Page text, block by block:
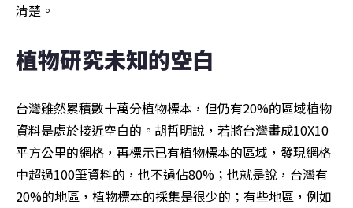
清楚。
植物研究未知的空白
台灣雖然累積數十萬分植物標本，但仍有20%的區域植物
資料是處於接近空白的。胡哲明說，若將台灣畫成10X10
平方公里的網格，再標示已有植物標本的區域，發現網格
中超過100筆資料的，也不過佔80%；也就是說，台灣有
20%的地區，植物標本的採集是很少的；有些地區，例如